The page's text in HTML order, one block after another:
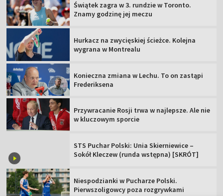
Świątek zagra w 3. rundzie w Toronto.
Znamy godzinę jej meczu
Hurkacz na zwycięskiej ścieżce. Kolejna
wygrana w Montrealu
Konieczna zmiana w Lechu. To on zastąpi
Frederiksena
Przywracanie Rosji trwa w najlepsze. Ale nie
w kluczowym sporcie
STS Puchar Polski: Unia Skierniewice –
Sokół Kleczew (runda wstępna) [SKRÓT]
Niespodzianki w Pucharze Polski.
Pierwszoligowcy poza rozgrywkami